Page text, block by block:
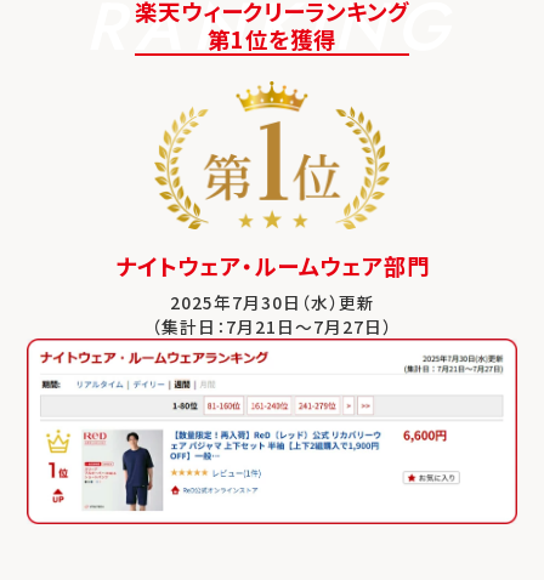
RANKING
楽天ウィークリーランキング
第1位を獲得
ナイトウェア・ルームウェア部門
2025年7月30日（水）更新
（集計日：7月21日～7月27日）